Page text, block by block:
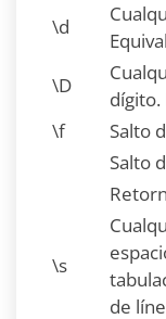
\d
\D
dígito.
\f
Salto
Salto
\s
de